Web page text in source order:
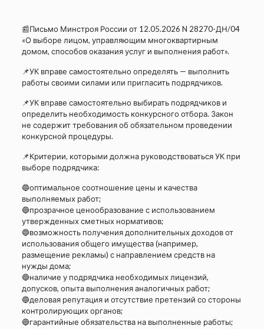
📰Письмо Минстроя России от 12.05.2026 N 28270-ДН/04
«О выборе лицом, управляющим многоквартирным
домом, способов оказания услуг и выполнения работ».
📌УК вправе самостоятельно определять — выполнить
работы своими силами или пригласить подрядчиков.
📌УК вправе самостоятельно выбирать подрядчиков и
определить необходимость конкурсного отбора. Закон
не содержит требования об обязательном проведении
конкурсной процедуры.
📌Критерии, которыми должна руководствоваться УК при
выборе подрядчика:
🔵оптимальное соотношение цены и качества
выполняемых работ;
🔵прозрачное ценообразование с использованием
утвержденных сметных нормативов;
🔵возможность получения дополнительных доходов от
использования общего имущества (например,
размещение рекламы) с направлением средств на
нужды дома;
🔵наличие у подрядчика необходимых лицензий,
допусков, опыта выполнения аналогичных работ;
🔵деловая репутация и отсутствие претензий со стороны
контролирующих органов;
🔵гарантийные обязательства на выполненные работы;